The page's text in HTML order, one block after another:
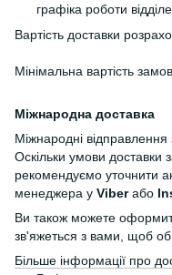
графіка роботи
Вартість доставки
Мінімальна вартість
Міжнародна доставка
Міжнародні
Оскільки умови доставки
рекомендуємо уточнити
менеджера у Viberабо
Ви також можете
зв'яжеться з вами, щоб
Більше інформації про